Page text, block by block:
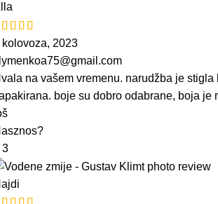
kolovoza, 2023
na vašem vremenu. narudžba je stigla
boje su dobro odabrane, boja je
3